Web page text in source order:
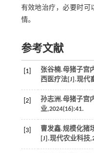
有效地治疗，必要时可
情。
参考文献
[1]
张谷楠.母猪子宫
西医疗法[J].现代
[2] 孙志洲.母猪子宫
业,2024(16):41.
[3]
曹发鑫.规模化猪
[J].现代农业科技,